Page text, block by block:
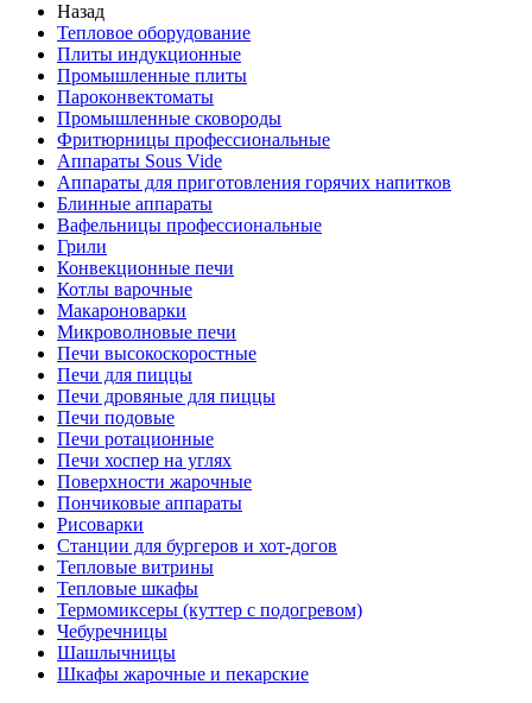
Назад
Тепловое оборудование
Плиты индукционные
Промышленные плиты
Пароконвектоматы
Промышленные сковороды
Фритюрницы профессиональные
Аппараты Sous Vide
Аппараты для приготовления горячих напитков
Блинные аппараты
Вафельницы профессиональные
Грили
Конвекционные печи
Котлы варочные
Макароноварки
Микроволновые печи
Печи высокоскоростные
Печи для пиццы
Печи дровяные для пиццы
Печи подовые
Печи ротационные
Печи хоспер на углях
Поверхности жарочные
Пончиковые аппараты
Рисоварки
Станции для бургеров и хот-догов
Тепловые витрины
Тепловые шкафы
Термомиксеры (куттер с подогревом)
Чебуречницы
Шашлычницы
Шкафы жарочные и пекарские